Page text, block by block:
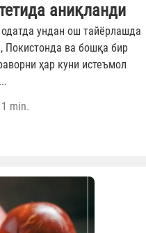
аниқланди
ундан ош тайёрлашда
Покистонда ва бошқа бир
ҳар куни истеъмол
1 min.